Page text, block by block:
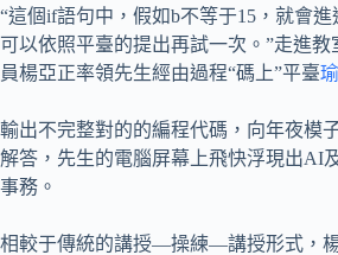
“這個if語句中，假如b不等于15，就會
可以依照平臺的提出再試一次。”走進
員楊亞正率領先生經由過程“碼上”平臺
輸出不完整對的的編程代碼，向年夜模
解答，先生的電腦屏幕上飛快浮現出AI
事務。
相較于傳統的講授—操練—講授形式，